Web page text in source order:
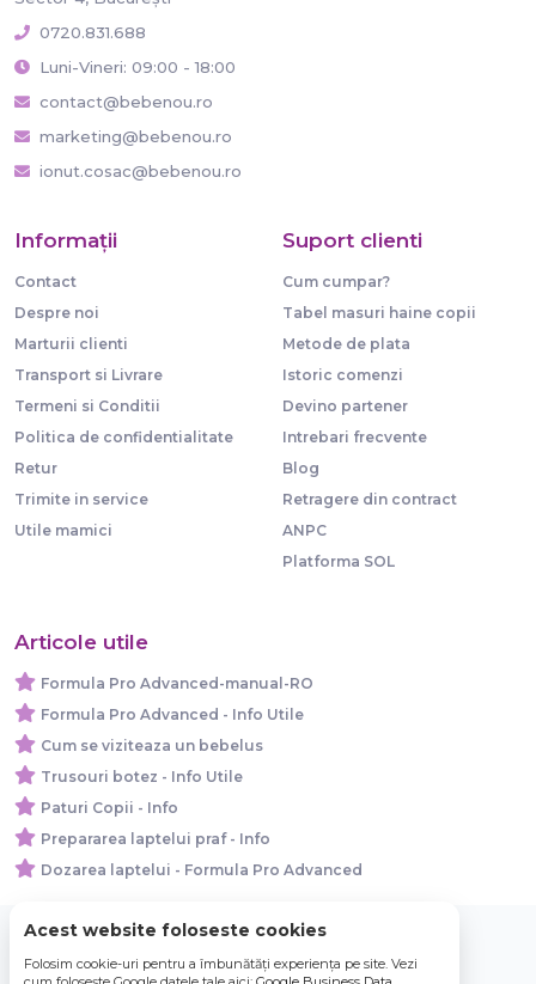
0720.831.688
Luni-Vineri: 09:00 - 18:00
contact@bebenou.ro
marketing@bebenou.ro
ionut.cosac@bebenou.ro
Informaţii
Contact
Despre noi
Marturii clienti
Transport si Livrare
Termeni si Conditii
Politica de confidentialitate
Retur
Trimite in service
Utile mamici
Suport clienti
Cum cumpar?
Tabel masuri haine copii
Metode de plata
Istoric comenzi
Devino partener
Intrebari frecvente
Blog
Retragere din contract
ANPC
Platforma SOL
Articole utile
Formula Pro Advanced-manual-RO
Formula Pro Advanced - Info Utile
Cum se viziteaza un bebelus
Trusouri botez - Info Utile
Paturi Copii - Info
Prepararea laptelui praf - Info
Dozarea laptelui - Formula Pro Advanced
© 2026 Bebe Nou Online Store SRL
Acest website foloseste cookies
Folosim cookie-uri pentru a îmbunătăți experiența pe site. Vezi